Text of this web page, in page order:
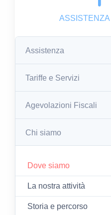
Assistenza
Tariffe e Servizi
Agevolazioni Fiscali
Chi siamo
Dove siamo
La nostra attività
Storia e percorso